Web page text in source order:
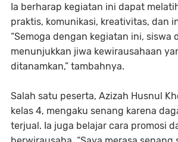
Ia berharap kegiatan ini dapat
praktis, komunikasi, kreativitas, dan
“Semoga dengan kegiatan ini, siswa
menunjukkan jiwa kewirausahaan
ditanamkan,” tambahnya.
Salah satu peserta, Azizah Husnul
kelas 4, mengaku senang karena
terjual. Ia juga belajar cara promosi